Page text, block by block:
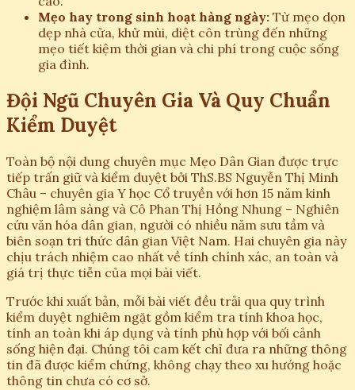
Mẹo hay trong sinh hoạt hàng ngày: Từ mẹo dọn
dẹp nhà cửa, khử mùi, diệt côn trùng đến những
mẹo tiết kiệm thời gian và chi phí trong cuộc sống
gia đình.
Đội Ngũ Chuyên Gia Và Quy Chuẩn
Kiểm Duyệt
Toàn bộ nội dung chuyên mục Mẹo Dân Gian được trực
tiếp trấn giữ và kiểm duyệt bởi ThS.BS Nguyễn Thị Minh
Châu – chuyên gia Y học Cổ truyền với hơn 15 năm kinh
nghiệm lâm sàng và Cô Phan Thị Hồng Nhung – Nghiên
cứu văn hóa dân gian, người có nhiều năm sưu tầm và
biên soạn tri thức dân gian Việt Nam. Hai chuyên gia này
chịu trách nhiệm cao nhất về tính chính xác, an toàn và
giá trị thực tiễn của mọi bài viết.
Trước khi xuất bản, mỗi bài viết đều trải qua quy trình
kiểm duyệt nghiêm ngặt gồm kiểm tra tính khoa học,
tính an toàn khi áp dụng và tính phù hợp với bối cảnh
sống hiện đại. Chúng tôi cam kết chỉ đưa ra những thông
tin đã được kiểm chứng, không chạy theo xu hướng hoặc
thông tin chưa có cơ sở.